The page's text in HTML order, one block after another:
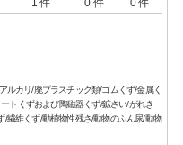
1 件 0 件 0 件
ルカリ/廃プラスチック類/ゴムくず/金属く
トくずおよび陶磁器くず/鉱さい/がれき
/繊維くず/動植物性残さ/動物のふん尿/動物